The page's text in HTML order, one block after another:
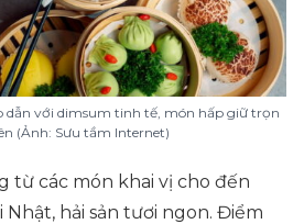
dẫn với dimsum tinh tế, món hấp giữ trọn
(Ảnh: Sưu tầm Internet)
từ các món khai vị cho đến
hải sản tươi ngon. Điểm